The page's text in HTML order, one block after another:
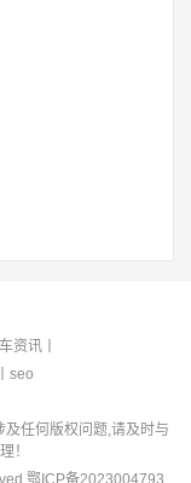
资讯丨
seo
任何版权问题,请及时与
！
鄂ICP备2023004793